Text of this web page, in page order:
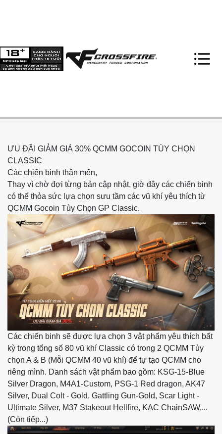
ƯU ĐÃI GIẢM GIÁ 30% QCMM GOCOIN TÙY CHỌN
CLASSIC
Các chiến binh thân mến,
Thay vì chờ đợi từng bản cập nhật, giờ đây các chiến binh
có thể thỏa sức lựa chọn sưu tầm các vũ khí yêu thích từ
QCMM Gocoin Tùy Chọn GP Classic.
Các chiến binh sẽ được lựa chọn 3 vật phẩm yêu thích bất
kỳ trong tổng số 80 vũ khí Classic có trong 2 QCMM Tùy
chọn A & B (Mỗi QCMM 40 vũ khí) để tự tạo QCMM cho
riêng mình. Danh sách vật phẩm bao gồm: KSG-15-Blue
Silver Dragon, M4A1-Custom, PSG-1 Red dragon, AK47
Silver, Dual Colt - Gold, Gattling Gun-Gold, Scar Light -
Ultimate Silver, M37 Stakeout Hellfire, KAC ChainSAW,...
(Còn tiếp...)